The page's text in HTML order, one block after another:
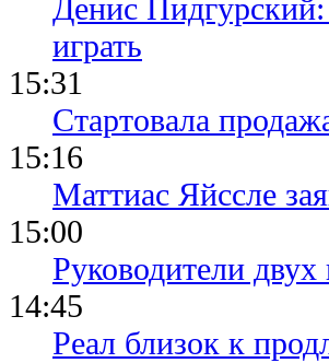
Денис
играть
15:31
Стартовала
15:16
Маттиас Яйссле
15:00
Руководители
14:45
Реал близок к